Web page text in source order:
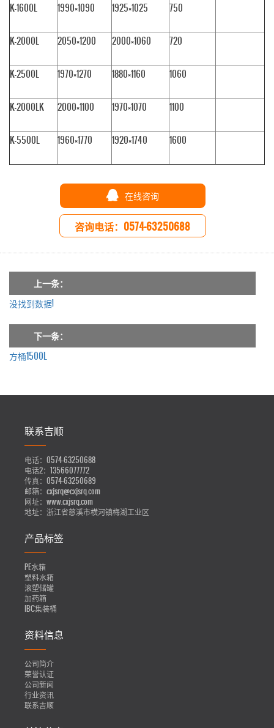
K-1600L 1990×1090 1925×1025 750
K-2000L 2050×1200 2000×1060 720
K-2500L 1970×1270 1880×1160 1060
K-2000LK 2000×1100 1970×1070 1100
K-5500L 1960×1770 1920×1740 1600
在线咨询
咨询电话：0574-63250688
上一条：
没找到数据!
下一条：
方桶1500L
联系吉顺
电话： 0574-63250688
电话2： 13566077772
传真： 0574-63250689
邮箱： cxjsrq@cxjsrq.com
网址： www.cxjsrq.com
地址： 浙江省慈溪市横河镇梅湖工业区
产品标签
PE水箱
塑料水箱
滚塑储罐
加药箱
IBC集装桶
资料信息
公司简介
荣誉认证
公司新闻
行业资讯
联系吉顺